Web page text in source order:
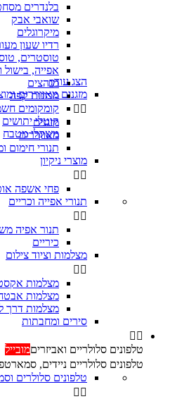
בלנדרים
שואבי אבק
מיקרוגלים
רדיו שעון
טוסטרים,
אפייה, בישול
מגהצים
מכונות קפה
קומקומים
קוטלי יתושים
משקלי מטבח
הצג עוד
מזגנים מאווררים
 
מזגנים
מאווררים
תנורי חימום
מוצרי ניקיון
 
פחי אשפה
תנורי אפייה וכריים
 
‏תנור אפיה
כיריים
מצלמות וציוד צילום
 
מצלמות
מצלמות
מצלמות דרך
סירים ומחבתות
 
טלפונים סלולריים ואביזריםמובייל
טלפונים סלולריים ניידים,
טלפונים סלולרים
 